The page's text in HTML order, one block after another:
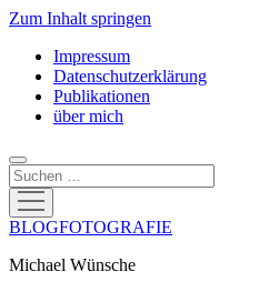
Zum Inhalt springen
Impressum
Datenschutzerklärung
Publikationen
über mich
Suchen
Menü
öffnen
BLOGFOTOGRAFIE
Michael Wünsche